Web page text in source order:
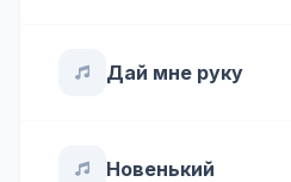
Дай мне руку
Новенький